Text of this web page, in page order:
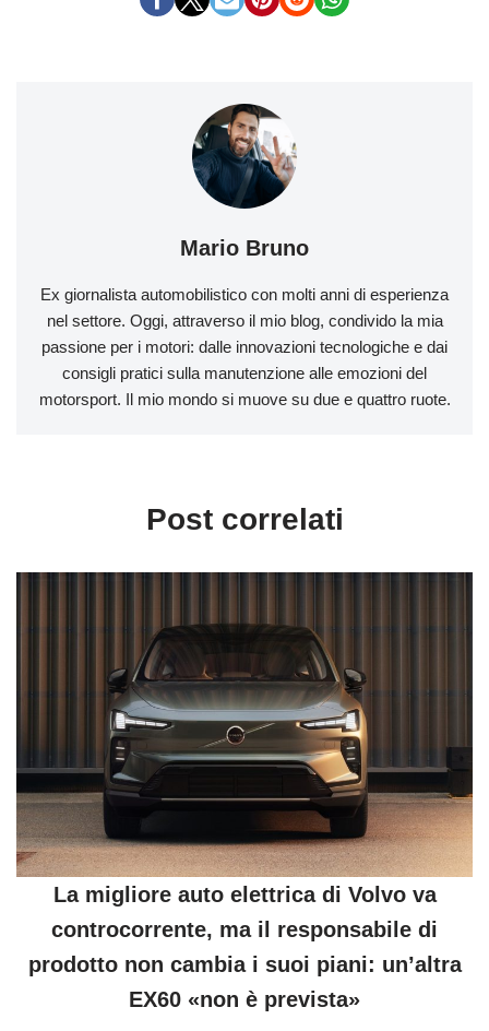
Mario Bruno
Ex giornalista automobilistico con molti anni di esperienza
nel settore. Oggi, attraverso il mio blog, condivido la mia
passione per i motori: dalle innovazioni tecnologiche e dai
consigli pratici sulla manutenzione alle emozioni del
motorsport. Il mio mondo si muove su due e quattro ruote.
Post correlati
La migliore auto elettrica di Volvo va
controcorrente, ma il responsabile di
prodotto non cambia i suoi piani: un’altra
EX60 «non è prevista»